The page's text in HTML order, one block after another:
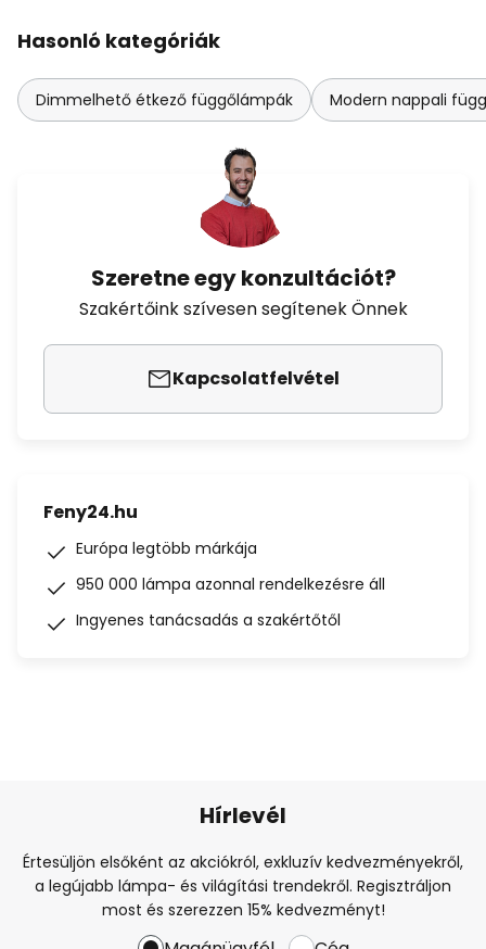
Hasonló kategóriák
Dimmelhető étkező függőlámpák Modern nappali
Szeretne egy konzultációt?
Szakértőink szívesen segítenek Önnek
Kapcsolatfelvétel
Feny24.hu
Európa legtöbb márkája
950 000 lámpa azonnal rendelkezésre áll
Ingyenes tanácsadás a szakértőtől
Hírlevél
Értesüljön elsőként az akciókról, exkluzív kedvezményekről,
a legújabb lámpa- és világítási trendekről. Regisztráljon
most és szerezzen 15% kedvezményt!